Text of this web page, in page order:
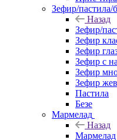
Зефир/пастила/
Назад
Зефир/
Зефир
Зефир
Зефир с
Зефир
Зефир
Пастила
Безе
Мармелад
Назад
Мармелад